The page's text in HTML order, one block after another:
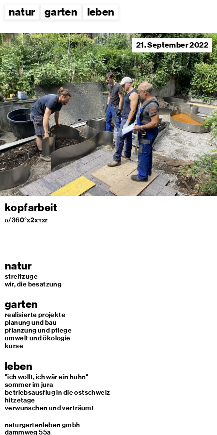
natur garten leben
21. September 2022
kopfarbeit
α/360°x2xπxr
natur
streifzüge
wir, die besatzung
garten
realisierte projekte
planung und bau
pflanzung und pflege
umwelt und ökologie
kurse
leben
"ich wollt, ich wär ein huhn"
sommer im jura
betriebsausflug in die ostschweiz
hitzetage
verwunschen und verträumt
naturgartenleben gmbh
dammweg 55a